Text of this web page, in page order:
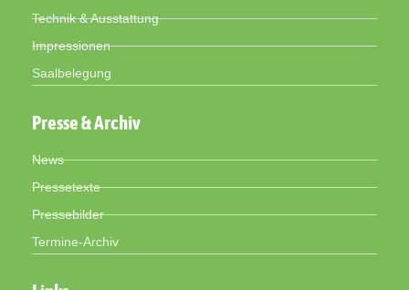
Technik & Ausstattung
Impressionen
Saalbelegung
Presse & Archiv
News
Pressetexte
Pressebilder
Termine-Archiv